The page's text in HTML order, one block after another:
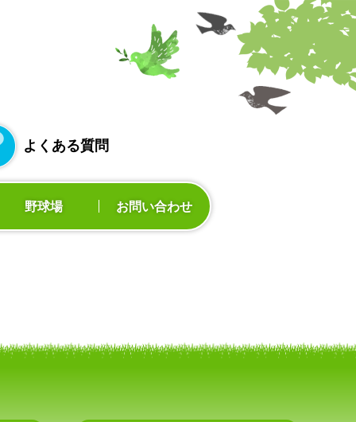
よくある質問
野球場 お問い合わせ